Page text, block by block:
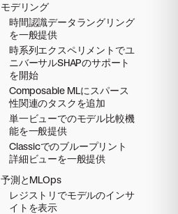
モデリング
時間認識データラングリング
を一般提供
時系列エクスペリメントでユ
ニバーサルSHAPのサポート
を開始
Composable MLにスパース
性関連のタスクを追加
単一ビューでのモデル比較機
能を一般提供
Classicでのブループリント
詳細ビューを一般提供
予測とMLOps
レジストリでモデルのインサ
イトを表示